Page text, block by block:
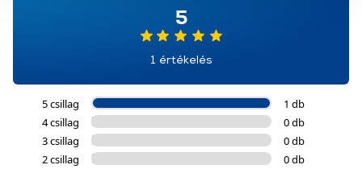
használatával Ön elfogadja a cookie-k használatát.
ÁSZFésAdatvédelem
5
1 értékelés
5 csillag
1 db
4 csillag
0 db
3 csillag
0 db
2 csillag
0 db